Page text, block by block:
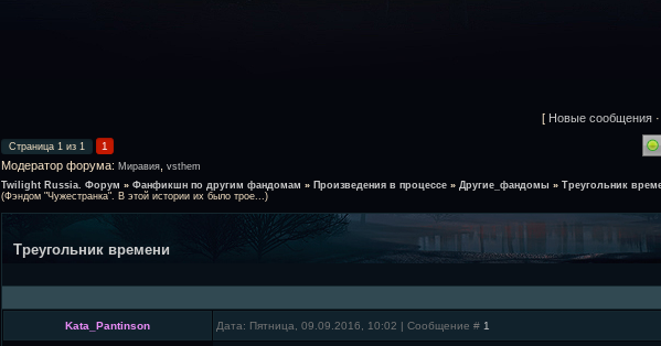
[ Новые сообщения ·
Страница 1 из 1 1
Модератор форума: Миравия vsthem
Twilight Russia. Форум » Фанфикшн по другим фандомам » Произведения в процессе » Другие_фандомы » Треугольник
(Фэндом "Чужестранка". В этой истории их было трое...)
Треугольник времени
Kata_Pantinson Дата: Пятница, 09.09.2016, 10:02 | Сообщение # 1